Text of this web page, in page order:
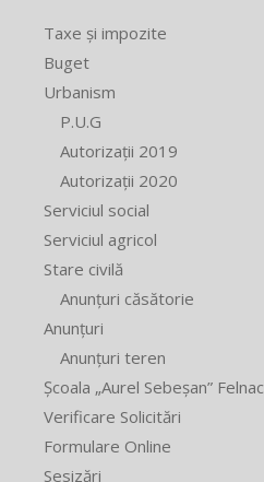
Taxe și impozite
Buget
Urbanism
P.U.G
Autorizații 2019
Autorizații 2020
Serviciul social
Serviciul agricol
Stare civilă
Anunțuri căsătorie
Anunțuri
Anunțuri teren
Școala „Aurel Sebeșan” Felnac
Verificare Solicitări
Formulare Online
Sesizări